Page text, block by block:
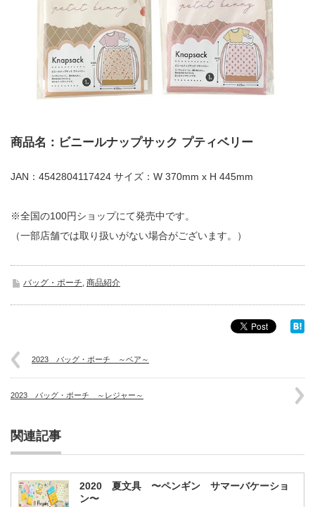
商品名：ビニールナップサック プティベリー
JAN：4542804117424 サイズ：W 370mm x H 445mm
※全国の100円ショップにて発売中です。
（一部店舗では取り扱いがない場合がございます。）
バッグ・ポーチ, 商品紹介
2023 バッグ・ポーチ ～ベア～
2023 バッグ・ポーチ ～レジャー～
関連記事
2020 夏文具 〜ペンギン サマーバケーショ
ン〜